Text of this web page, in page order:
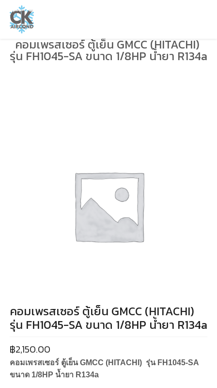
คอมเพรสเซอร์ ตู้เย็น GMCC (HITACHI)
รุ่น FH1045-SA ขนาด 1/8HP น้ำยา R134a
คอมเพรสเซอร์ ตู้เย็น GMCC (HITACHI)
รุ่น FH1045-SA ขนาด 1/8HP น้ำยา R134a
฿2,150.00
คอมเพรสเซอร์ ตู้เย็น GMCC (HITACHI) รุ่น FH1045-SA
ขนาด 1/8HP น้ำยา R134a